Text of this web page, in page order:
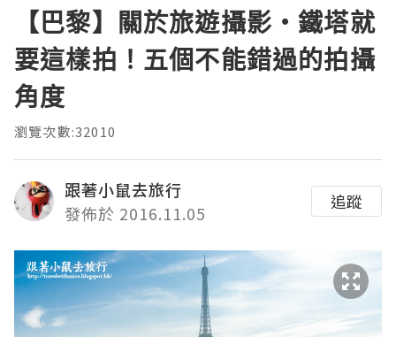
【巴黎】關於旅遊攝影・鐵塔就
要這樣拍！五個不能錯過的拍攝
角度
瀏覽次數:32010
跟著小鼠去旅行
發佈於 2016.11.05
追蹤